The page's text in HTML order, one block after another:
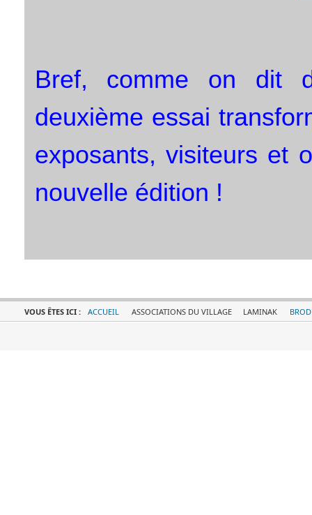
Bref, comme on dit
deuxième essai
exposants, visiteurs et
nouvelle édition !
VOUS ÊTES ICI : ACCUEIL ASSOCIATIONS DU VILLAGE LAMINAK